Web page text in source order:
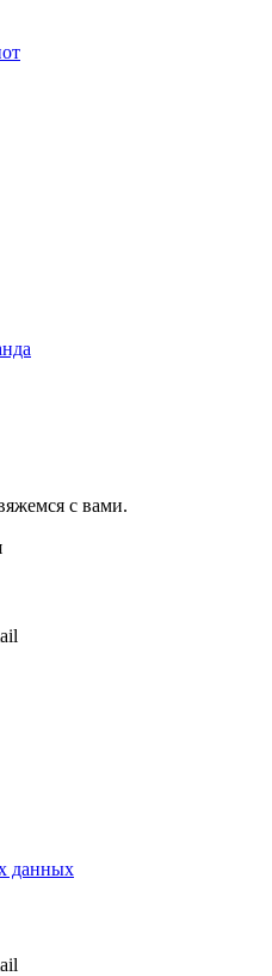
с вами.
данных